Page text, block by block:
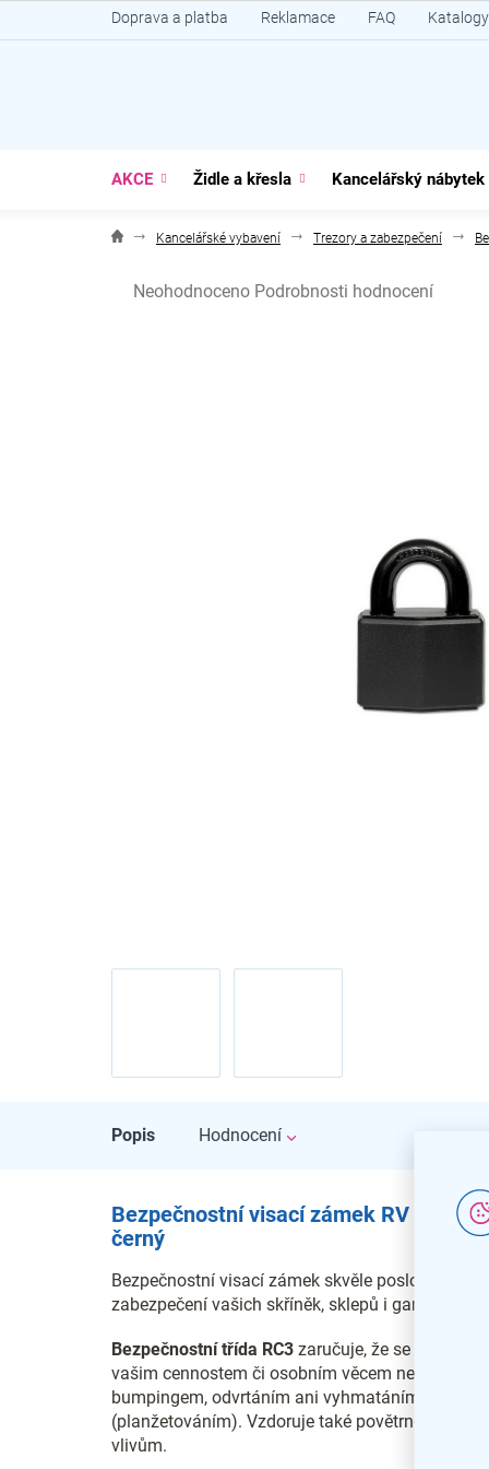
na
Doprava a platba Reklamace FAQ Katalogy
AKCE Židle a křesla Kancelářský nábytek
Kancelářské vybavení Trezory a zabezpečení
hodnocení
Neohodnoceno Podrobnosti hodnocení
Popis Hodnocení
Bezpečnostní visací zámek RV 2601
černý
Bezpečnostní visací zámek skvěle poslouží k
zabezpečení vašich skříněk, sklepů i garáží.
Bezpečnostní třída RC3 zaručuje, že se cizí osoby
vašim cennostem či osobním věcem nedostanou
bumpingem, odvrtáním ani vyhmatáním
(planžetováním). Vzdoruje také povětrnostním
vlivům.